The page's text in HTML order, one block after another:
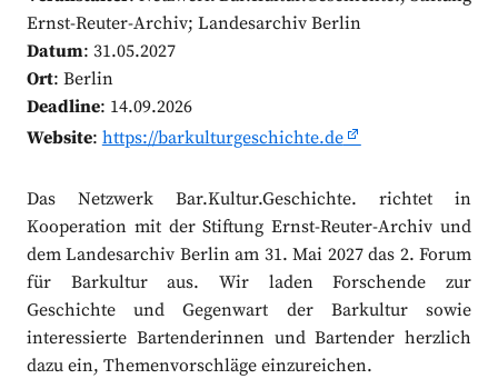
Ernst-Reuter-Archiv; Landesarchiv Berlin
Datum: 31.05.2027
Ort: Berlin
Deadline: 14.09.2026
Website: https://barkulturgeschichte.de
Das Netzwerk Bar.Kultur.Geschichte. richtet in
Kooperation mit der Stiftung Ernst-Reuter-Archiv und
dem Landesarchiv Berlin am 31. Mai 2027 das 2. Forum
für Barkultur aus. Wir laden Forschende zur
Geschichte und Gegenwart der Barkultur sowie
interessierte Bartenderinnen und Bartender herzlich
dazu ein, Themenvorschläge einzureichen.